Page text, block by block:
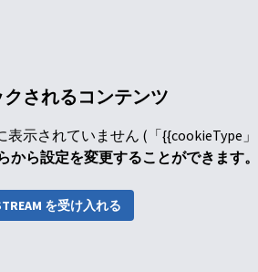
されるコンテンツ
示されていません (「{{cookieType
ら設定を変更することができます。
を受け入れる